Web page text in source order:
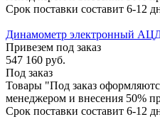
Срок поставки составит 6-12
Динамометр электронный
Привезем под заказ
547 160 руб.
Под заказ
Товары "Под заказ
менеджером и внесения 50%
Срок поставки составит 6-12